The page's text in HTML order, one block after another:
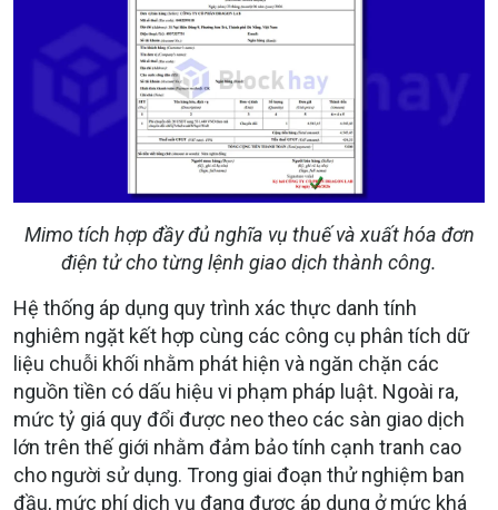
Mimo tích hợp đầy đủ nghĩa vụ thuế và xuất hóa đơn
điện tử cho từng lệnh giao dịch thành công.
Hệ thống áp dụng quy trình xác thực danh tính
nghiêm ngặt kết hợp cùng các công cụ phân tích dữ
liệu chuỗi khối nhằm phát hiện và ngăn chặn các
nguồn tiền có dấu hiệu vi phạm pháp luật. Ngoài ra,
mức tỷ giá quy đổi được neo theo các sàn giao dịch
lớn trên thế giới nhằm đảm bảo tính cạnh tranh cao
cho người sử dụng. Trong giai đoạn thử nghiệm ban
đầu, mức phí dịch vụ đang được áp dụng ở mức khá